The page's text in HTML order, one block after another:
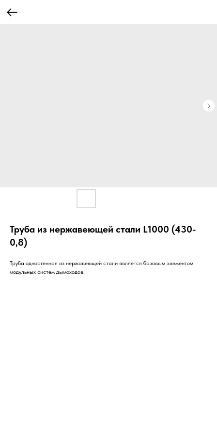
Труба из нержавеющей стали L1000 (430-
0,8)
Труба одностенная из нержавеющей стали является базовым элементом
модульных систем дымоходов.